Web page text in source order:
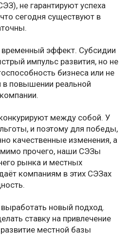
не гарантируют успеха
сегодня существуют в
эффект. Субсидии
импульс развития, но не
бизнеса или не
повышении реальной
между собой. У
и поэтому для победы,
качественные изменения, а
прочего, наши СЭЗы
рынка и местных
компаниям в этих СЭЗах
новый подход.
ставку на привлечение
местной базы